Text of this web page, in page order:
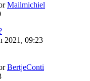
Mailmichiel
2021, 09:23
BertjeConti